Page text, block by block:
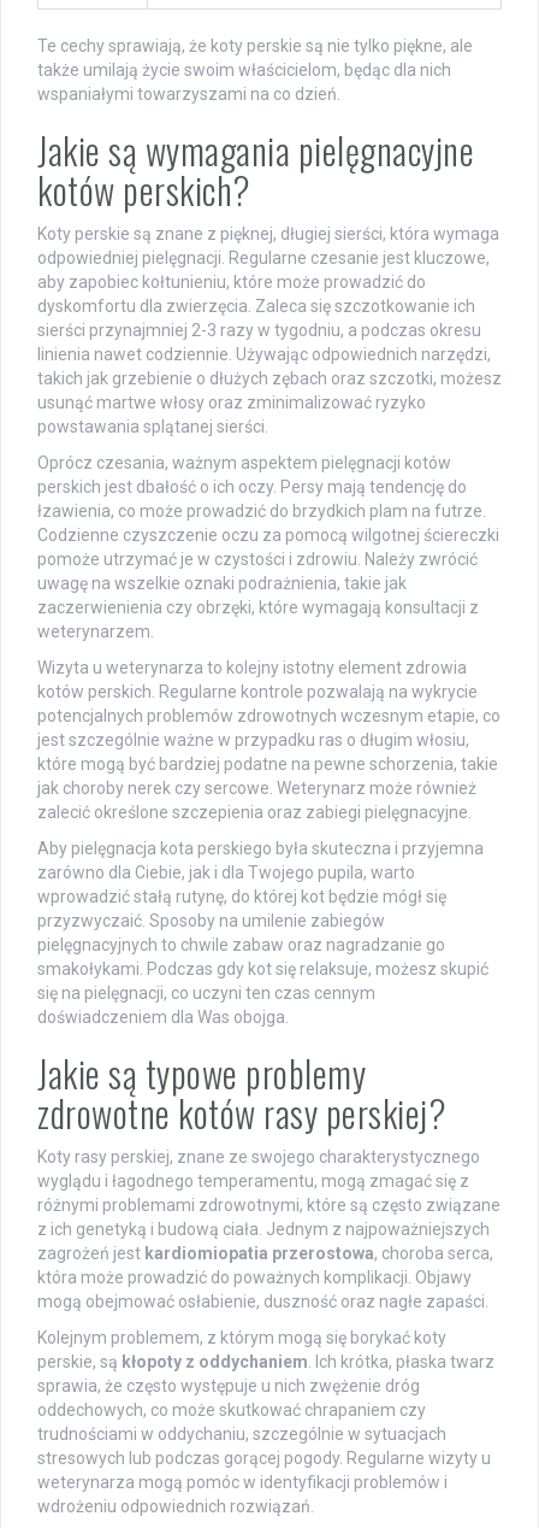
Te cechy sprawiają, że koty perskie są nie tylko piękne, ale
także umilają życie swoim właścicielom, będąc dla nich
wspaniałymi towarzyszami na co dzień.
Jakie są wymagania pielęgnacyjne
kotów perskich?
Koty perskie są znane z pięknej, długiej sierści, która wymaga
odpowiedniej pielęgnacji. Regularne czesanie jest kluczowe,
aby zapobiec kołtunieniu, które może prowadzić do
dyskomfortu dla zwierzęcia. Zaleca się szczotkowanie ich
sierści przynajmniej 2-3 razy w tygodniu, a podczas okresu
linienia nawet codziennie. Używając odpowiednich narzędzi,
takich jak grzebienie o dłużych zębach oraz szczotki, możesz
usunąć martwe włosy oraz zminimalizować ryzyko
powstawania splątanej sierści.
Oprócz czesania, ważnym aspektem pielęgnacji kotów
perskich jest dbałość o ich oczy. Persy mają tendencję do
łzawienia, co może prowadzić do brzydkich plam na futrze.
Codzienne czyszczenie oczu za pomocą wilgotnej ściereczki
pomoże utrzymać je w czystości i zdrowiu. Należy zwrócić
uwagę na wszelkie oznaki podrażnienia, takie jak
zaczerwienienia czy obrzęki, które wymagają konsultacji z
weterynarzem.
Wizyta u weterynarza to kolejny istotny element zdrowia
kotów perskich. Regularne kontrole pozwalają na wykrycie
potencjalnych problemów zdrowotnych wczesnym etapie, co
jest szczególnie ważne w przypadku ras o długim włosiu,
które mogą być bardziej podatne na pewne schorzenia, takie
jak choroby nerek czy sercowe. Weterynarz może również
zalecić określone szczepienia oraz zabiegi pielęgnacyjne.
Aby pielęgnacja kota perskiego była skuteczna i przyjemna
zarówno dla Ciebie, jak i dla Twojego pupila, warto
wprowadzić stałą rutynę, do której kot będzie mógł się
przyzwyczaić. Sposoby na umilenie zabiegów
pielęgnacyjnych to chwile zabaw oraz nagradzanie go
smakołykami. Podczas gdy kot się relaksuje, możesz skupić
się na pielęgnacji, co uczyni ten czas cennym
doświadczeniem dla Was obojga.
Jakie są typowe problemy
zdrowotne kotów rasy perskiej?
Koty rasy perskiej, znane ze swojego charakterystycznego
wyglądu i łagodnego temperamentu, mogą zmagać się z
różnymi problemami zdrowotnymi, które są często związane
z ich genetyką i budową ciała. Jednym z najpoważniejszych
zagrożeń jest kardiomiopatia przerostowa, choroba serca,
która może prowadzić do poważnych komplikacji. Objawy
mogą obejmować osłabienie, duszność oraz nagłe zapaści.
Kolejnym problemem, z którym mogą się borykać koty
perskie, są kłopoty z oddychaniem . Ich krótka, płaska twarz
sprawia, że często występuje u nich zwężenie dróg
oddechowych, co może skutkować chrapaniem czy
trudnościami w oddychaniu, szczególnie w sytuacjach
stresowych lub podczas gorącej pogody. Regularne wizyty u
weterynarza mogą pomóc w identyfikacji problemów i
wdrożeniu odpowiednich rozwiązań.